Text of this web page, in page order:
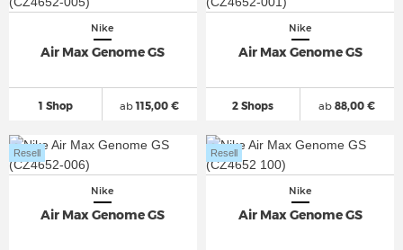
Nike
Air Max Genome GS
1 Shop ab115,00 €
Nike
Air Max Genome GS
2 Shops ab 88,00 €
Nike
Air Max Genome GS
Resell
Nike
Air Max Genome GS
Resell